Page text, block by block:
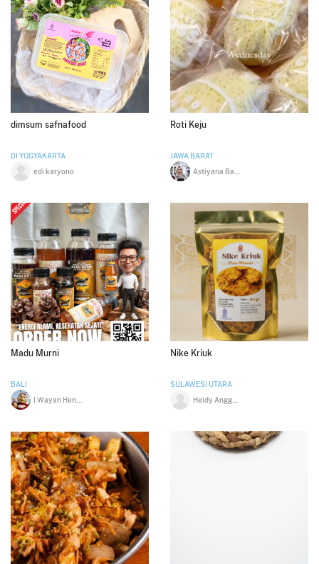
dimsum safnafood
DI YOGYAKARTA
edi karyono
Roti Keju
JAWA BARAT
Madu Murni
BALI
Nike Kriuk
SULAWESI UTARA